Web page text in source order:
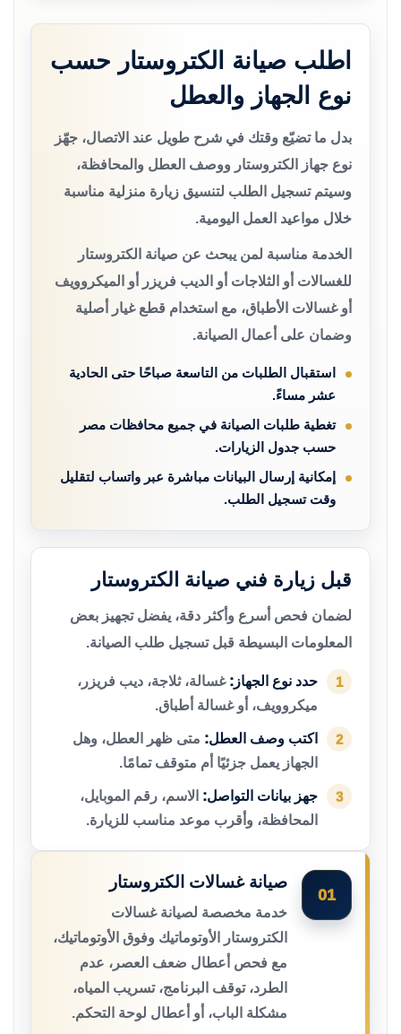
اطلب صيانة الكتروستار حسب
نوع الجهاز والعطل
بدل ما تضيّع وقتك في شرح طويل عند الاتصال، جهّز
نوع جهاز الكتروستار ووصف العطل والمحافظة،
وسيتم تسجيل الطلب لتنسيق زيارة منزلية مناسبة
خلال مواعيد العمل اليومية.
الخدمة مناسبة لمن يبحث عن صيانة الكتروستار
للغسالات أو الثلاجات أو الديب فريزر أو الميكروويف
أو غسالات الأطباق، مع استخدام قطع غيار أصلية
وضمان على أعمال الصيانة.
استقبال الطلبات من التاسعة صباحًا حتى الحادية
عشر مساءً.
تغطية طلبات الصيانة في جميع محافظات مصر
حسب جدول الزيارات.
إمكانية إرسال البيانات مباشرة عبر واتساب لتقليل
وقت تسجيل الطلب.
قبل زيارة فني صيانة الكتروستار
لضمان فحص أسرع وأكثر دقة، يفضل تجهيز بعض
المعلومات البسيطة قبل تسجيل طلب الصيانة.
1 حدد نوع الجهاز: غسالة، ثلاجة، ديب فريزر،
ميكروويف، أو غسالة أطباق.
2 اكتب وصف العطل: متى ظهر العطل، وهل
الجهاز يعمل جزئيًا أم متوقف تمامًا.
3 جهز بيانات التواصل: الاسم، رقم الموبايل،
المحافظة، وأقرب موعد مناسب للزيارة.
01
صيانة غسالات الكتروستار
خدمة مخصصة لصيانة غسالات
الكتروستار الأوتوماتيك وفوق الأوتوماتيك،
مع فحص أعطال ضعف العصر، عدم
الطرد، توقف البرنامج، تسريب المياه،
مشكلة الباب، أو أعطال لوحة التحكم.